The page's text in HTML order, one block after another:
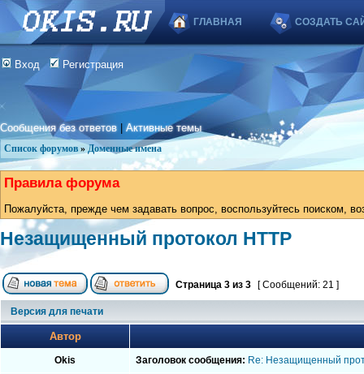
ГЛАВНАЯ СОЗДАТЬ
Вход Регистрация
Сообщения без ответов |Активные темы
Список форумов » Доменные имена
Правила форума
Пожалуйста, прежде чем задавать вопрос, воспользуйтесь поиском,
Незащищенный протокол HTTP
Страница 3 из 3 [ Сообщений: 21 ]
Версия для печати
Автор
Okis Заголовок сообщения: Re: Незащищенный